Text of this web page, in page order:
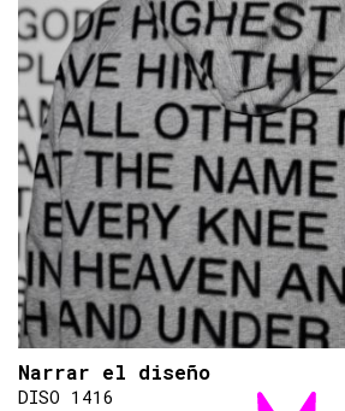
Narrar el diseño
DISO 1416